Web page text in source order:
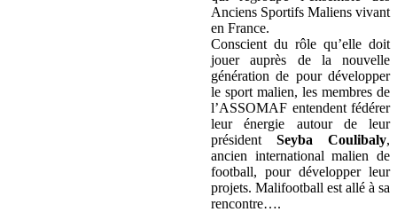
Anciens Sportifs Maliens vivant
en France.
Conscient du rôle qu’elle doit
jouer auprès de la nouvelle
génération de pour développer
le sport malien, les membres de
l’ASSOMAF entendent fédérer
leur énergie autour de leur
président Seyba Coulibaly,
ancien international malien de
football, pour développer leur
projets. Malifootball est allé à sa
rencontre….